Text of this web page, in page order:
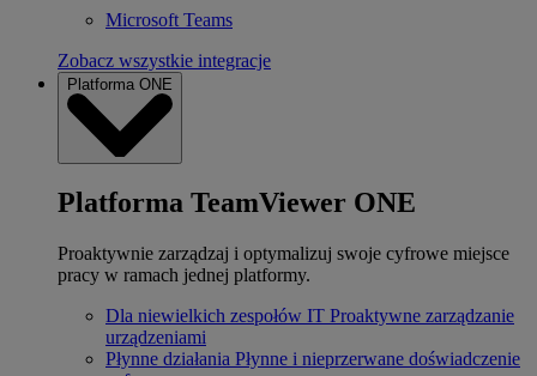
Microsoft Teams
Zobacz wszystkie integracje
Platforma ONE
Platforma TeamViewer ONE
Proaktywnie zarządzaj i optymalizuj swoje cyfrowe miejsce
pracy w ramach jednej platformy.
Dla niewielkich zespołów IT Proaktywne zarządzanie
urządzeniami
Płynne działania Płynne i nieprzerwane doświadczenie